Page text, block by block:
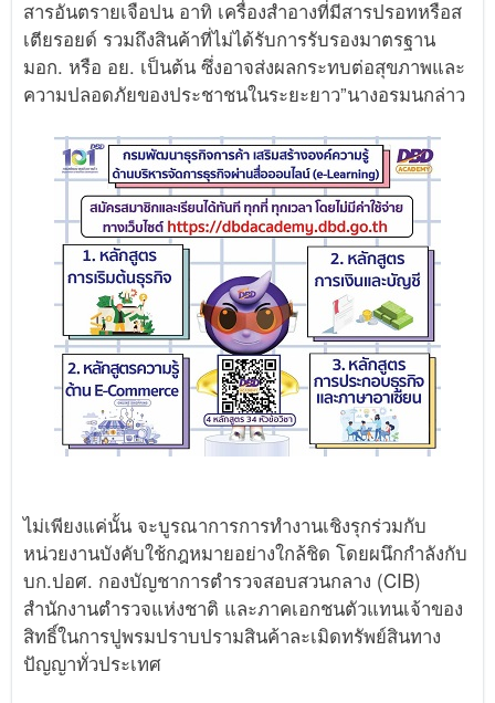
สารอันตรายเจือปน อาทิ เครื่องสำอางที่มีสารปรอทหรือส
เตียรอยด์ รวมถึงสินค้าที่ไม่ได้รับการรับรองมาตรฐาน
มอก. หรือ อย. เป็นต้น ซึ่งอาจส่งผลกระทบต่อสุขภาพและ
ความปลอดภัยของประชาชนในระยะยาว”นางอรมนกล่าว
ไม่เพียงแค่นั้น จะบูรณาการการทำงานเชิงรุกร่วมกับ
หน่วยงานบังคับใช้กฎหมายอย่างใกล้ชิด โดยผนึกกำลังกับ
บก.ปอศ. กองบัญชาการตำรวจสอบสวนกลาง (CIB)
สำนักงานตำรวจแห่งชาติ และภาคเอกชนตัวแทนเจ้าของ
สิทธิ์ในการปูพรมปราบปรามสินค้าละเมิดทรัพย์สินทาง
ปัญญาทั่วประเทศ